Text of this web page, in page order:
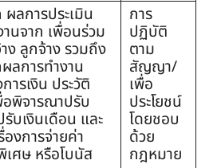
ลการประเมิน
นจาก เพื่อนร่วม
ง ลูกจ้าง รวมถึง
ลการทำงาน
ารเงิน ประวัติ
พิจารณาปรับ
บเงินเดือน และ
งการจ่ายค่า
ศษ หรือโบนัส
การ
ปฏิบัติ
ตาม
สัญญา/
เพื่อ
ประโยชน์
โดยชอบ
ด้วย
กฎหมาย